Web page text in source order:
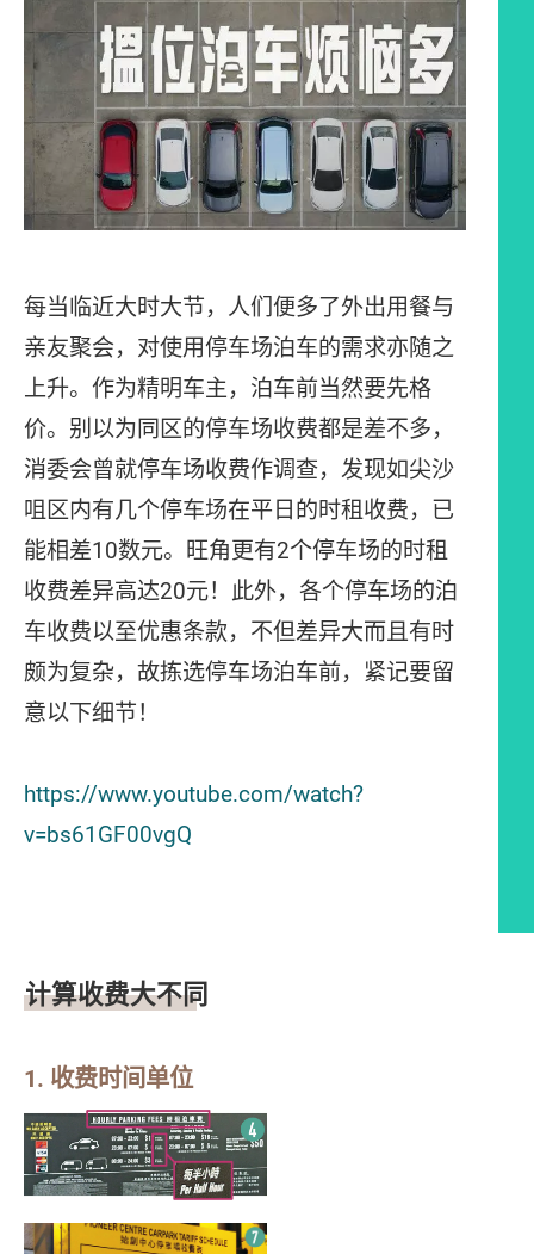
每当临近大时大节，人们便多了外出用餐与
亲友聚会，对使用停车场泊车的需求亦随之
上升。作为精明车主，泊车前当然要先格
价。别以为同区的停车场收费都是差不多，
消委会曾就停车场收费作调查，发现如尖沙
咀区内有几个停车场在平日的时租收费，已
能相差10数元。旺角更有2个停车场的时租
收费差异高达20元！此外，各个停车场的泊
车收费以至优惠条款，不但差异大而且有时
颇为复杂，故拣选停车场泊车前，紧记要留
意以下细节！
https://www.youtube.com/watch?
v=bs61GF00vgQ
计算收费大不同
1. 收费时间单位